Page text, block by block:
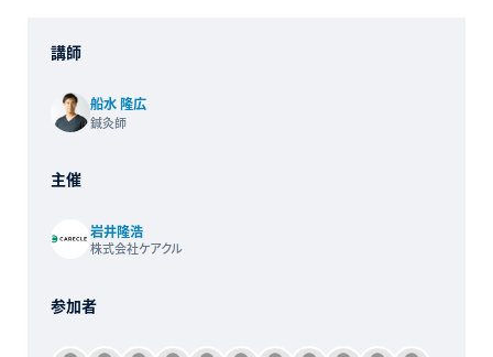
講師
船水 隆広
鍼灸師
主催
岩井隆浩
株式会社ケアクル
参加者